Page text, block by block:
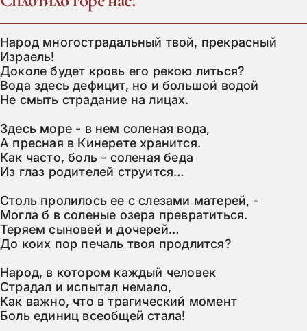
Народ многострадальный твой, прекрасный
Израель!
Доколе будет кровь его рекою литься?
Вода здесь дефицит, но и большой водой
Не смыть страдание на лицах.
Здесь море - в нем соленая вода,
А пресная в Кинерете хранится.
Как часто, боль - соленая беда
Из глаз родителей струится…
Столь пролилось ее с слезами матерей, -
Могла б в соленые озера превратиться.
Теряем сыновей и дочерей…
До коих пор печаль твоя продлится?
Народ, в котором каждый человек
Страдал и испытал немало,
Как важно, что в трагический момент
Боль единиц всеобщей стала!